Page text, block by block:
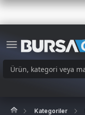
Kategoriler